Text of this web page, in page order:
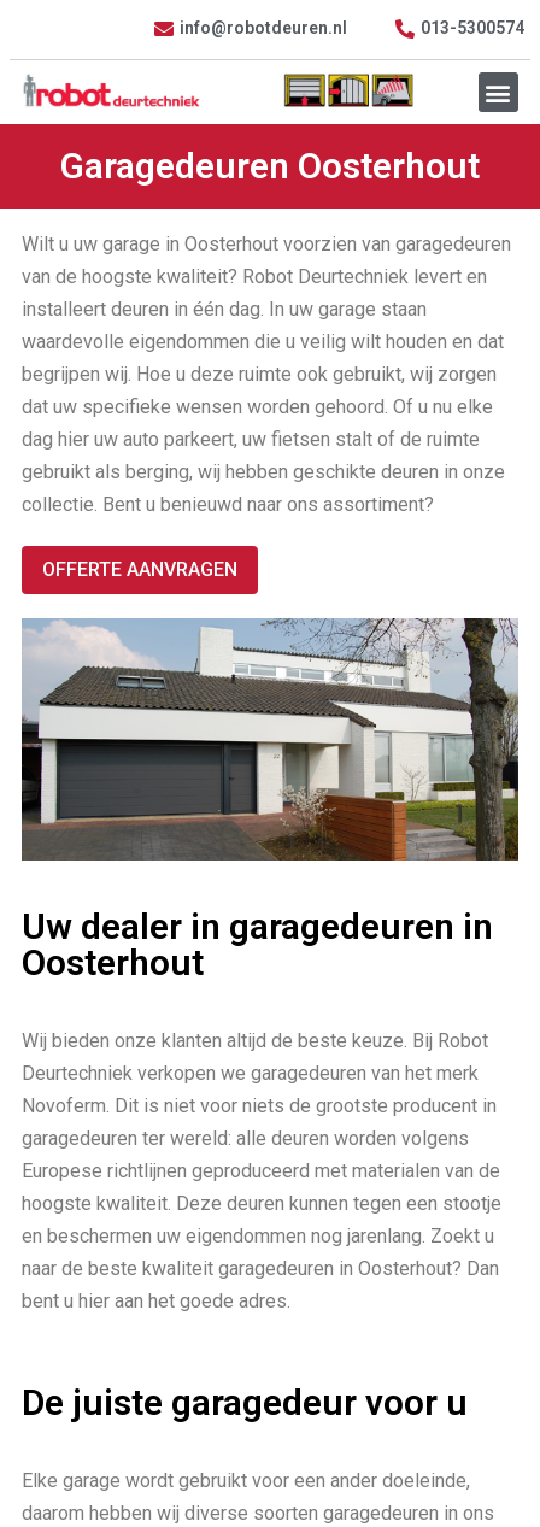
info@robotdeuren.nl 013-5300574
Garagedeuren Oosterhout
Wilt u uw garage in Oosterhout voorzien van garagedeuren
van de hoogste kwaliteit? Robot Deurtechniek levert en
installeert deuren in één dag. In uw garage staan
waardevolle eigendommen die u veilig wilt houden en dat
begrijpen wij. Hoe u deze ruimte ook gebruikt, wij zorgen
dat uw specifieke wensen worden gehoord. Of u nu elke
dag hier uw auto parkeert, uw fietsen stalt of de ruimte
gebruikt als berging, wij hebben geschikte deuren in onze
collectie. Bent u benieuwd naar ons assortiment?
OFFERTE AANVRAGEN
Uw dealer in garagedeuren in
Oosterhout
Wij bieden onze klanten altijd de beste keuze. Bij Robot
Deurtechniek verkopen we garagedeuren van het merk
Novoferm. Dit is niet voor niets de grootste producent in
garagedeuren ter wereld: alle deuren worden volgens
Europese richtlijnen geproduceerd met materialen van de
hoogste kwaliteit. Deze deuren kunnen tegen een stootje
en beschermen uw eigendommen nog jarenlang. Zoekt u
naar de beste kwaliteit garagedeuren in Oosterhout? Dan
bent u hier aan het goede adres.
De juiste garagedeur voor u
Elke garage wordt gebruikt voor een ander doeleinde,
daarom hebben wij diverse soorten garagedeuren in ons